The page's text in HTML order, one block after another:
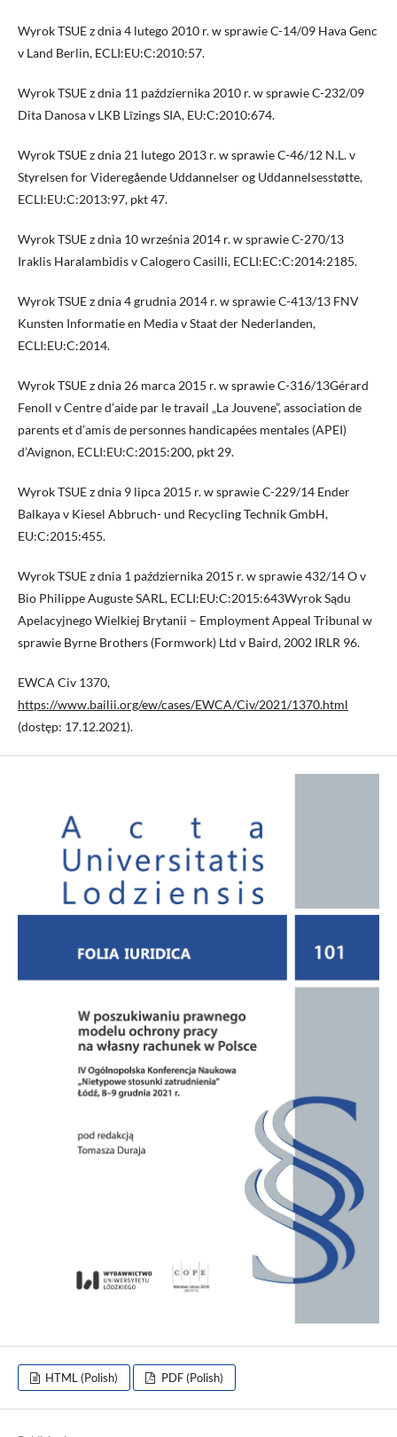
Wyrok TSUE z dnia 4 lutego 2010 r. w sprawie C-14/09 Hava Genc
v Land Berlin, ECLI:EU:C:2010:57.
Wyrok TSUE z dnia 11 października 2010 r. w sprawie C-232/09
Dita Danosa v LKB Līzings SIA, EU:C:2010:674.
Wyrok TSUE z dnia 21 lutego 2013 r. w sprawie C-46/12 N.L. v
Styrelsen for Videregående Uddannelser og Uddannelsesstøtte,
ECLI:EU:C:2013:97, pkt 47.
Wyrok TSUE z dnia 10 września 2014 r. w sprawie C-270/13
Iraklis Haralambidis v Calogero Casilli, ECLI:EC:C:2014:2185.
Wyrok TSUE z dnia 4 grudnia 2014 r. w sprawie C-413/13 FNV
Kunsten Informatie en Media v Staat der Nederlanden,
ECLI:EU:C:2014.
Wyrok TSUE z dnia 26 marca 2015 r. w sprawie C-316/13Gérard
Fenoll v Centre d’aide par le travail „La Jouvene”, association de
parents et d’amis de personnes handicapées mentales (APEI)
d’Avignon, ECLI:EU:C:2015:200, pkt 29.
Wyrok TSUE z dnia 9 lipca 2015 r. w sprawie C-229/14 Ender
Balkaya v Kiesel Abbruch- und Recycling Technik GmbH,
EU:C:2015:455.
Wyrok TSUE z dnia 1 października 2015 r. w sprawie 432/14 O v
Bio Philippe Auguste SARL, ECLI:EU:C:2015:643Wyrok Sądu
Apelacyjnego Wielkiej Brytanii – Employment Appeal Tribunal w
sprawie Byrne Brothers (Formwork) Ltd v Baird, 2002 IRLR 96.
EWCA Civ 1370,
https://www.bailii.org/ew/cases/EWCA/Civ/2021/1370.html
(dostęp: 17.12.2021).
HTML (Polish) PDF (Polish)